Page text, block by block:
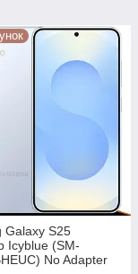
Galaxy S25
Icyblue (SM-
No Adapter